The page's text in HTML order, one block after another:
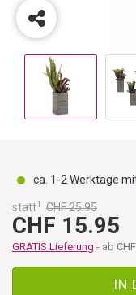
ca. 1-2 Werktage
statt1 CHF 25.95
CHF 15.95
GRATIS Lieferung - ab
IN